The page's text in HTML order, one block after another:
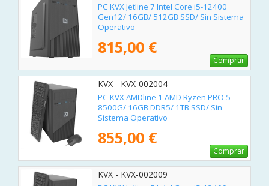
PC KVX Jetline 7 Intel Core i5-12400
Gen12/ 16GB/ 512GB SSD/ Sin Sistema
Operativo
815,00 €
Comprar
KVX - KVX-002004
PC KVX AMDline 1 AMD Ryzen PRO 5-
8500G/ 16GB DDR5/ 1TB SSD/ Sin
Sistema Operativo
855,00 €
Comprar
KVX - KVX-002009